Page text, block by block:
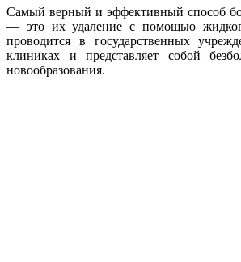
Самый верный и эффективный способ
— это их удаление с помощью
проводится в государственных
клиниках и представляет собой
новообразования.